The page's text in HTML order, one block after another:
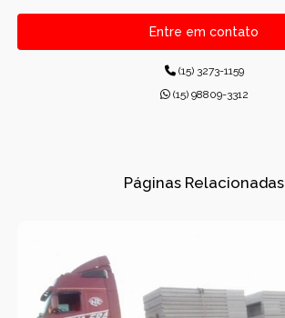
CANALETAS PRÉ-MOLDADAS RETANGULARES
CONCRETO PARA CONSTRUÇÕES
CONCRETO USINADO INDUSTRIAL
DRENAGEM
Entre em contato
(15) 3273-1159
(15) 98809-3312
Páginas Relacionadas